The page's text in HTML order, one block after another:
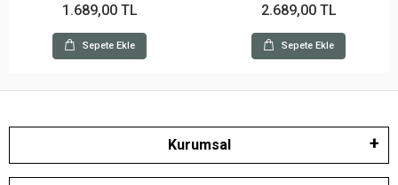
1.689,00 TL
Sepete Ekle
2.689,00 TL
Sepete Ekle
Kurumsal